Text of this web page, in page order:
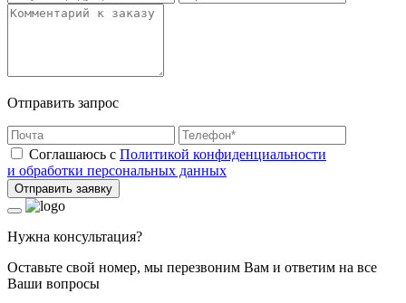
Отправить запрос
Соглашаюсь с Политикой конфиденциальности
и обработки персональных данных
Отправить заявку
Нужна консультация?
Оставьте свой номер, мы перезвоним Вам и ответим на все
Ваши вопросы